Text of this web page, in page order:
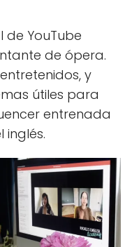
de YouTube
de ópera.
y
útiles para
entrenada
inglés.